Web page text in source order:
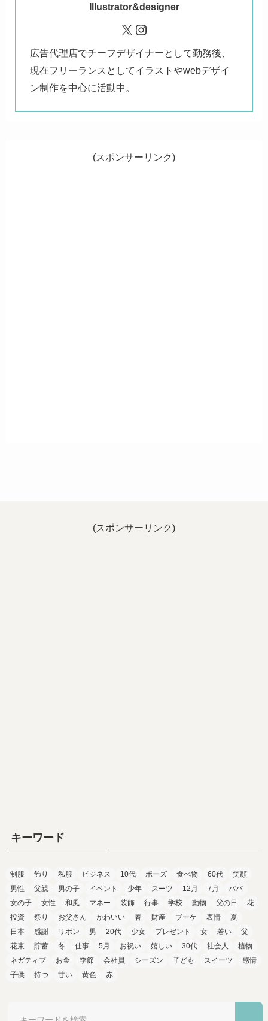
Illustrator&designer
X Instagram
広告代理店でチーフデザイナーとして勤務後、
現在フリーランスとしてイラストやwebデザイ
ン制作を中心に活動中。
(スポンサーリンク)
(スポンサーリンク)
キーワード
制服 飾り 私服 ビジネス 10代 ポーズ 食べ物 60代
笑顔
男性
父親 男の子 イベント 少年 スーツ 12月 7月
パパ
女の子
女性 和風 マネー 装飾 行事 学校 動物 父の日
花
投資
祭り お父さん かわいい 春 財産 ブーケ 表情
夏
日本
感謝 リボン 男 20代 少女 プレゼント 女 若い
父
花束
貯蓄 冬 仕事 5月 お祝い 嬉しい 30代 社会人
植物
ネガティブ
お金 季節 会社員 シーズン 子ども スイーツ
感情
子供
持つ 甘い 黄色 赤